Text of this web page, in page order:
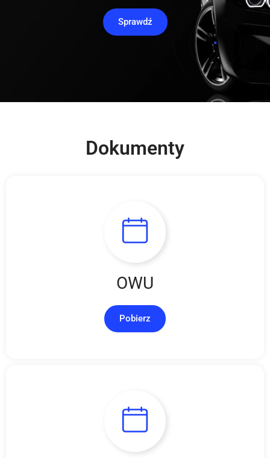
Sprawdź
Dokumenty
OWU
Pobierz